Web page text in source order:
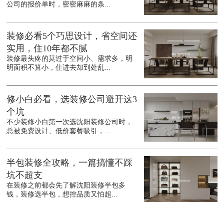
公司的报价单时，密密麻麻的条...
装修必看5个巧思设计，省空间还
实用，住10年都不腻
装修最头疼的莫过于空间小、需求多，明
明面积不算小，住进去却到处乱...
修小白必看，选装修公司避开这3
个坑
不少装修小白第一次选沈阳装修公司时，
总被免费设计、低价套餐吸引，...
半包装修全攻略，一篇搞懂不踩
坑不超支
在装修之前都会先了解沈阳装修半包多
钱，装修选半包，想控品质又怕超...